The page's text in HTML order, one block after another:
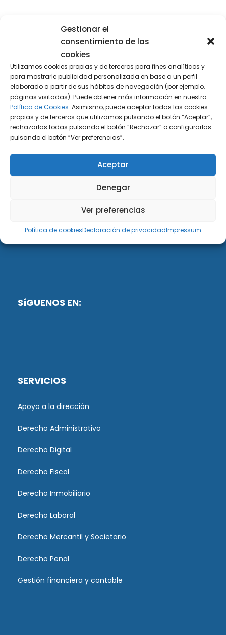
Gestionar el
consentimiento de las
cookies
Utilizamos cookies propias y de terceros para fines analíticos y
para mostrarle publicidad personalizada en base a un perfil
elaborado a partir de sus hábitos de navegación (por ejemplo,
páginas visitadas). Puede obtener más información en nuestra
Política de Cookies. Asimismo, puede aceptar todas las cookies
propias y de terceros que utilizamos pulsando el botón “Aceptar”,
rechazarlas todas pulsando el botón “Rechazar” o configurarlas
pulsando el botón “Ver preferencias”.
Aceptar
Denegar
Ver preferencias
Política de cookiesDeclaración de privacidadImpressum
Buscador de artículos
DiG ABOGADOS
DiG Abogados es un despacho de abogados
multidisciplinar especializado en las materias de
fiscalidad y mercantil. Llevamos más de 50 años al
SíGUENOS EN:
SERVICIOS
Apoyo a la dirección
Derecho Administrativo
Derecho Digital
Derecho Fiscal
Derecho Inmobiliario
Derecho Laboral
Derecho Mercantil y Societario
Derecho Penal
Gestión financiera y contable